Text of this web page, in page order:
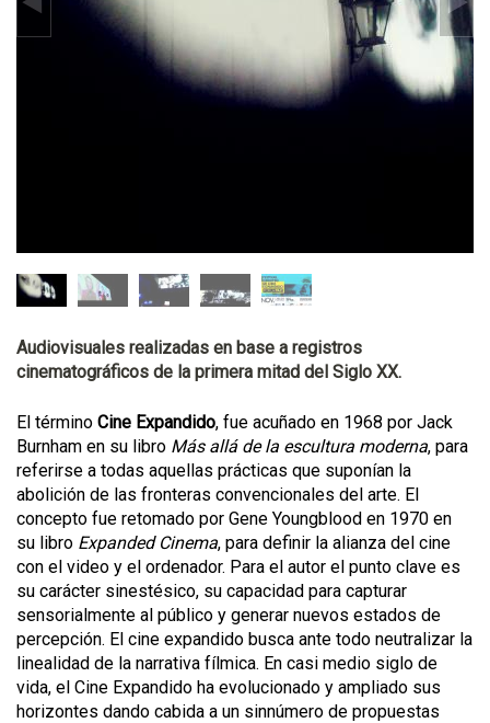
Audiovisuales realizadas en base a registros
cinematográficos de la primera mitad del Siglo XX.
El término Cine Expandido, fue acuñado en 1968 por Jack
Burnham en su libro Más allá de la escultura moderna, para
referirse a todas aquellas prácticas que suponían la
abolición de las fronteras convencionales del arte. El
concepto fue retomado por Gene Youngblood en 1970 en
su libro Expanded Cinema, para definir la alianza del cine
con el video y el ordenador. Para el autor el punto clave es
su carácter sinestésico, su capacidad para capturar
sensorialmente al público y generar nuevos estados de
percepción. El cine expandido busca ante todo neutralizar la
linealidad de la narrativa fílmica. En casi medio siglo de
vida, el Cine Expandido ha evolucionado y ampliado sus
horizontes dando cabida a un sinnúmero de propuestas